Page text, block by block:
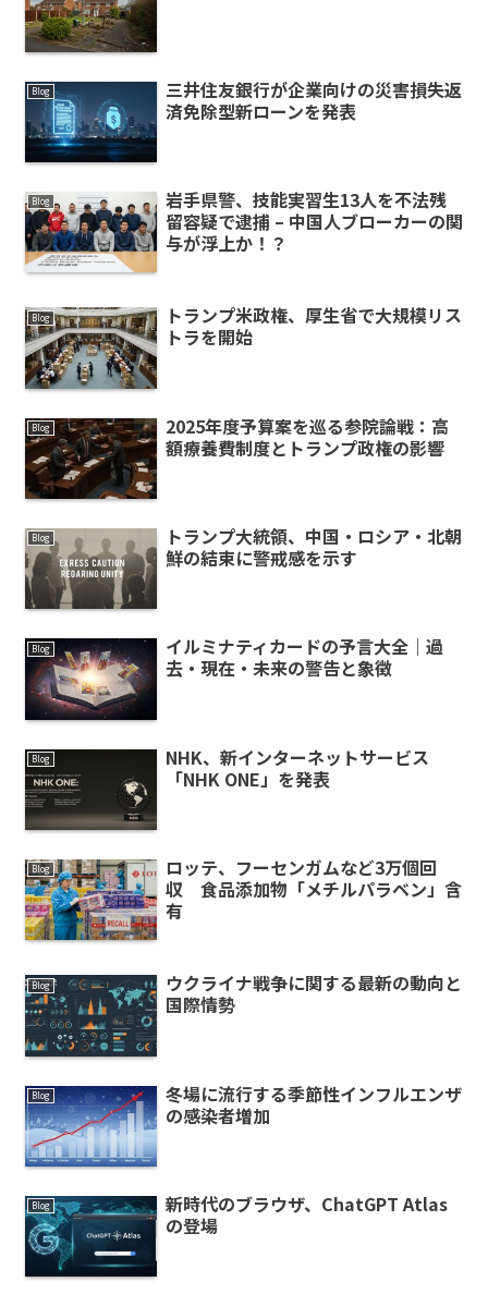
Blog
三井住友銀行が企業向けの災害損失返
済免除型新ローンを発表
Blog
岩手県警、技能実習生13人を不法残
留容疑で逮捕 – 中国人ブローカーの関
与が浮上か！？
Blog
トランプ米政権、厚生省で大規模リス
トラを開始
Blog
2025年度予算案を巡る参院論戦：高
額療養費制度とトランプ政権の影響
Blog
トランプ大統領、中国・ロシア・北朝
鮮の結束に警戒感を示す
Blog
イルミナティカードの予言大全｜過
去・現在・未来の警告と象徴
Blog
NHK、新インターネットサービス
「NHK ONE」を発表
Blog
ロッテ、フーセンガムなど3万個回
収 食品添加物「メチルパラベン」含
有
Blog
ウクライナ戦争に関する最新の動向と
国際情勢
Blog
冬場に流行する季節性インフルエンザ
の感染者増加
Blog
新時代のブラウザ、ChatGPT Atlas
の登場